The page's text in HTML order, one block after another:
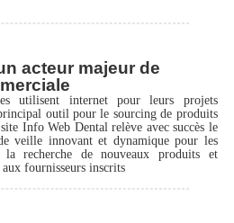
acteur majeur de
utilisent internet pour leurs projets
outil pour le sourcing de produits
Info Web Dental relève avec succès le
veille innovant et dynamique pour les
la recherche de nouveaux produits et
fournisseurs inscrits